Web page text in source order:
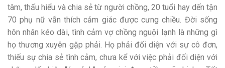
tâm, thấu hiểu và chia sẻ từ người chồng, 20 tuổi hay dến tận
70 phụ nữ vẫn thích cảm giác được cưng chiều. Đời sống
hôn nhân kéo dài, tình cảm vợ chồng nguội lạnh là những gì
họ thương xuyên gặp phải. Họ phải đối diện với sự cô đơn,
thiếu sự chia sẻ tình cảm, chưa kể với việc phải đối diện với